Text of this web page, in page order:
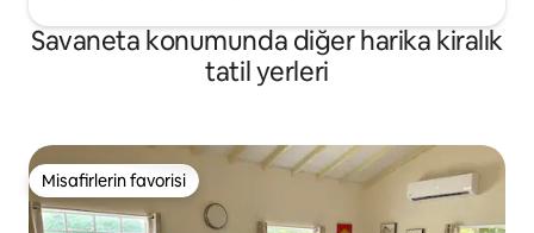
Savaneta konumunda diğer harika kiralık
tatil yerleri
Misafirlerin favorisi
Misafirlerin favorisi